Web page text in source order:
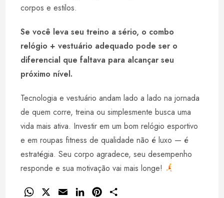
corpos e estilos.
Se você leva seu treino a sério, o combo
relógio + vestuário adequado pode ser o
diferencial que faltava para alcançar seu
próximo nível.
Tecnologia e vestuário andam lado a lado na jornada
de quem corre, treina ou simplesmente busca uma
vida mais ativa. Investir em um bom relógio esportivo
e em roupas fitness de qualidade não é luxo — é
estratégia. Seu corpo agradece, seu desempenho
responde e sua motivação vai mais longe!
W